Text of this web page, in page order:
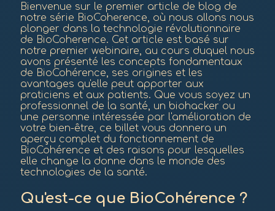
Bienvenue sur le premier article de blog de
notre série BioCoherence, où nous allons nous
plonger dans la technologie révolutionnaire
de BioCoherence. Cet article est basé sur
notre premier webinaire, au cours duquel nous
avons présenté les concepts fondamentaux
de BioCohérence, ses origines et les
avantages qu'elle peut apporter aux
praticiens et aux patients. Que vous soyez un
professionnel de la santé, un biohacker ou
une personne intéressée par l'amélioration de
votre bien-être, ce billet vous donnera un
aperçu complet du fonctionnement de
BioCohérence et des raisons pour lesquelles
elle change la donne dans le monde des
technologies de la santé.
Qu'est-ce que BioCohérence ?